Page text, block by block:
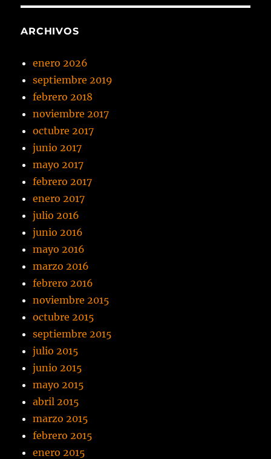
ARCHIVOS
enero 2026
septiembre 2019
febrero 2018
noviembre 2017
octubre 2017
junio 2017
mayo 2017
febrero 2017
enero 2017
julio 2016
junio 2016
mayo 2016
marzo 2016
febrero 2016
noviembre 2015
octubre 2015
septiembre 2015
julio 2015
junio 2015
mayo 2015
abril 2015
marzo 2015
febrero 2015
enero 2015